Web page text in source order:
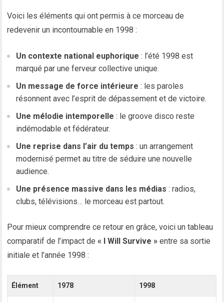
Voici les éléments qui ont permis à ce morceau de
redevenir un incontournable en 1998 :
Un contexte national euphorique : l’été 1998 est
marqué par une ferveur collective unique.
Un message de force intérieure : les paroles
résonnent avec l’esprit de dépassement et de victoire.
Une mélodie intemporelle : le groove disco reste
indémodable et fédérateur.
Une reprise dans l’air du temps : un arrangement
modernisé permet au titre de séduire une nouvelle
audience.
Une présence massive dans les médias : radios,
clubs, télévisions… le morceau est partout.
Pour mieux comprendre ce retour en grâce, voici un tableau
comparatif de l’impact de« I Will Survive » entre sa sortie
initiale et l’année 1998 :
Élément 1978 1998